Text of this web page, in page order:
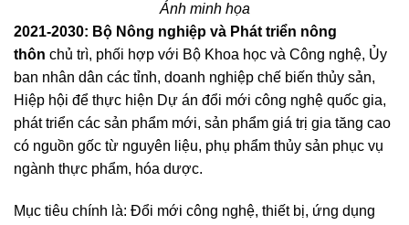
Ảnh minh họa
2021-2030: Bộ Nông nghiệp và Phát triển nông
thôn chủ trì, phối hợp với Bộ Khoa học và Công nghệ, Ủy
ban nhân dân các tỉnh, doanh nghiệp chế biến thủy sản,
Hiệp hội để thực hiện Dự án đổi mới công nghệ quốc gia,
phát triển các sản phẩm mới, sản phẩm giá trị gia tăng cao
có nguồn gốc từ nguyên liệu, phụ phẩm thủy sản phục vụ
ngành thực phẩm, hóa dược.
Mục tiêu chính là: Đổi mới công nghệ, thiết bị, ứng dụng